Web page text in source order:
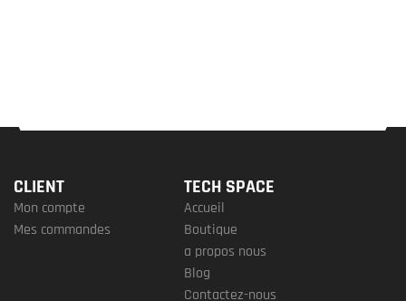
CLIENT
Mon compte
Mes commandes
TECH SPACE
Accueil
Boutique
a propos nous
Blog
Contactez-nous